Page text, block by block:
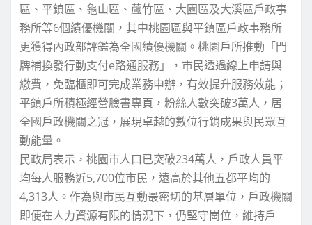
區、平鎮區、龜山區、蘆竹區、大園區及大溪區戶政事
務所等6個績優機關，其中桃園區與平鎮區戶政事務所
更獲得內政部評鑑為全國績優機關。桃園戶所推動「門
牌補換發行動支付e路通服務」，市民透過線上申請與
繳費，免臨櫃即可完成業務申辦，有效提升服務效能；
平鎮戶所積極經營臉書專頁，粉絲人數突破3萬人，居
全國戶政機關之冠，展現卓越的數位行銷成果與民眾互
動能量。
民政局表示，桃園市人口已突破234萬人，戶政人員平
均每人服務近5,700位市民，遠高於其他五都平均的
4,313人。作為與市民互動最密切的基層單位，戶政機關
即便在人力資源有限的情況下，仍堅守崗位，維持戶